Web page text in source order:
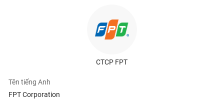
CTCP FPT
Tên tiếng Anh
FPT Corporation